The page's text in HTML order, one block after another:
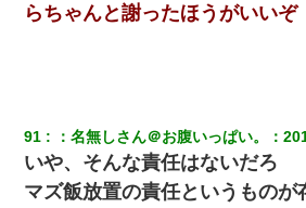
らちゃんと謝ったほうがいいぞ
91 ：名無しさん＠お腹いっぱい。 ：
いや、そんな責任はないだろ
マズ飯放置の責任というものが